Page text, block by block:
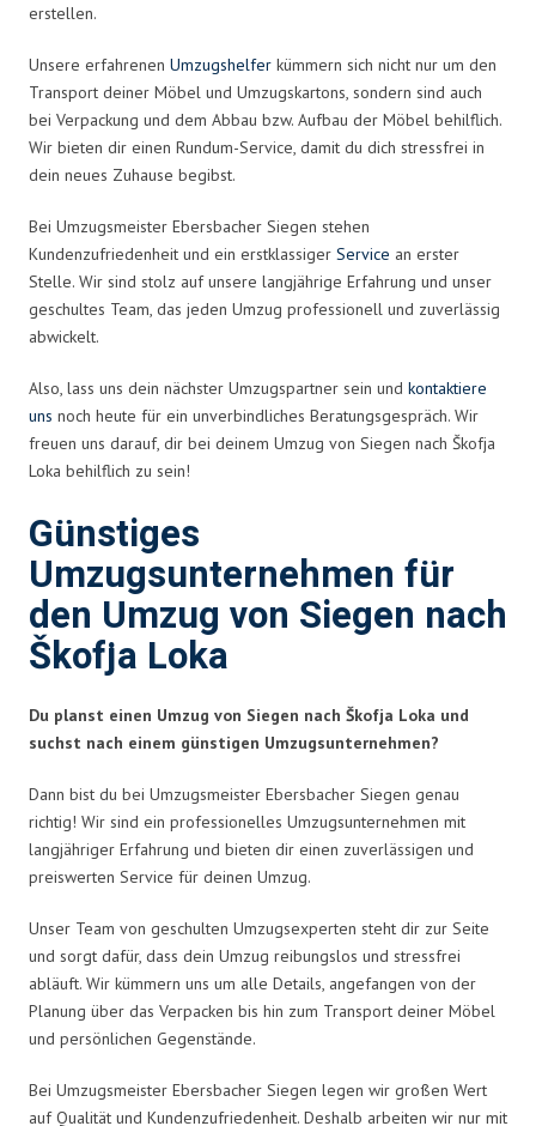
erstellen.
Unsere erfahrenen Umzugshelfer kümmern sich nicht nur um den
Transport deiner Möbel und Umzugskartons, sondern sind auch
bei Verpackung und dem Abbau bzw. Aufbau der Möbel behilflich.
Wir bieten dir einen Rundum-Service, damit du dich stressfrei in
dein neues Zuhause begibst.
Bei Umzugsmeister Ebersbacher Siegen stehen
Kundenzufriedenheit und ein erstklassiger Service an erster
Stelle. Wir sind stolz auf unsere langjährige Erfahrung und unser
geschultes Team, das jeden Umzug professionell und zuverlässig
abwickelt.
Also, lass uns dein nächster Umzugspartner sein und kontaktiere
uns noch heute für ein unverbindliches Beratungsgespräch. Wir
freuen uns darauf, dir bei deinem Umzug von Siegen nach Škofja
Loka behilflich zu sein!
Günstiges
Umzugsunternehmen für
den Umzug von Siegen nach
Škofja Loka
Du planst einen Umzug von Siegen nach Škofja Loka und
suchst nach einem günstigen Umzugsunternehmen?
Dann bist du bei Umzugsmeister Ebersbacher Siegen genau
richtig! Wir sind ein professionelles Umzugsunternehmen mit
langjähriger Erfahrung und bieten dir einen zuverlässigen und
preiswerten Service für deinen Umzug.
Unser Team von geschulten Umzugsexperten steht dir zur Seite
und sorgt dafür, dass dein Umzug reibungslos und stressfrei
abläuft. Wir kümmern uns um alle Details, angefangen von der
Planung über das Verpacken bis hin zum Transport deiner Möbel
und persönlichen Gegenstände.
Bei Umzugsmeister Ebersbacher Siegen legen wir großen Wert
auf Qualität und Kundenzufriedenheit. Deshalb arbeiten wir nur mit